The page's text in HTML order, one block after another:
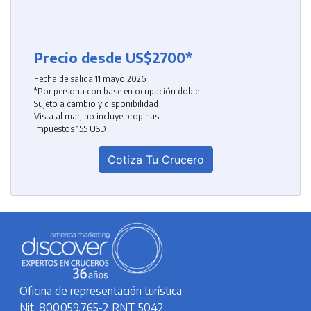
Precio desde US$2700*
Fecha de salida 11 mayo 2026
*Por persona con base en ocupación doble
Sujeto a cambio y disponibilidad
Vista al mar, no incluye propinas
Impuestos 155 USD
Cotiza Tu Crucero
Oficina de representación turística
Nit. 800.059.765-2 RNT 5042